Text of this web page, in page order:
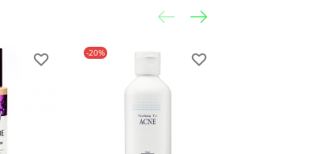
-20%